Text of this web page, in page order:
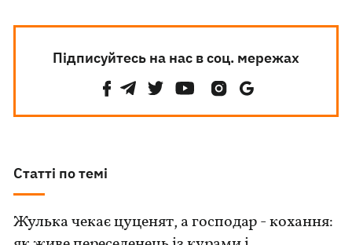
Підписуйтесь на нас в соц. мережах
Статті по темі
Жулька чекає цуценят, а господар - кохання: